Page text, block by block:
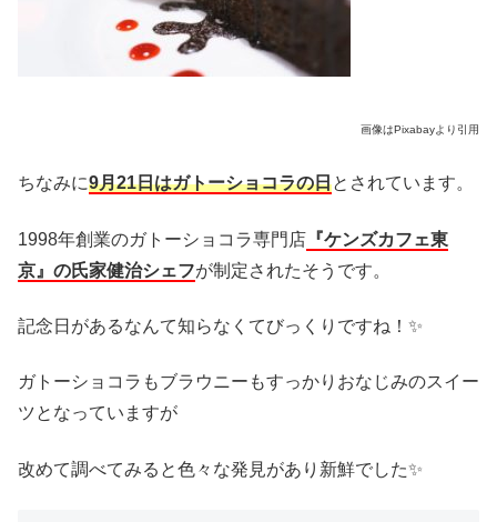
画像はPixabayより引用
ちなみに9月21日はガトーショコラの日とされています。
1998年創業のガトーショコラ専門店 『ケンズカフェ東
京』 の氏家健治シェフが制定されたそうです。
記念日があるなんて知らなくてびっくりですね！✨
ガトーショコラもブラウニーもすっかりおなじみのスイー
ツとなっていますが
改めて調べてみると色々な発見があり新鮮でした✨